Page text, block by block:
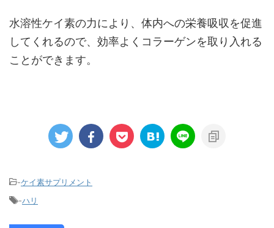
水溶性ケイ素の力により、体内への栄養吸収を促進
してくれるので、効率よくコラーゲンを取り入れる
ことができます。
-ケイ素サプリメント
-ハリ